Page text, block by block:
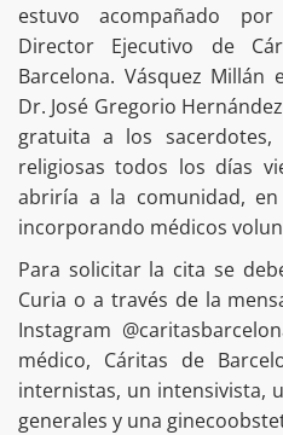
estuvo acompañado
Director Ejecutivo de
Barcelona. Vásquez Millán
Dr. José Gregorio
gratuita a los sacerdotes,
religiosas todos los días
abriría a la comunidad,
incorporando médicos
Para solicitar la cita se
Curia o a través de la
Instagram
médico, Cáritas de
internistas, un intensivista,
generales y una